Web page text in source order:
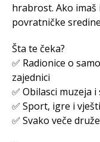
hrabrost. Ako imaš
povratničke
Šta te čeka?
✅ Radionice o
zajednici
✅ Obilasci muzeja
✅ Sport, igre i
✅ Svako veče